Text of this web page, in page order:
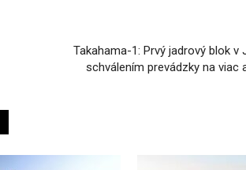
Takahama-1: Prvý jadrový blok v
schválením prevádzky na viac